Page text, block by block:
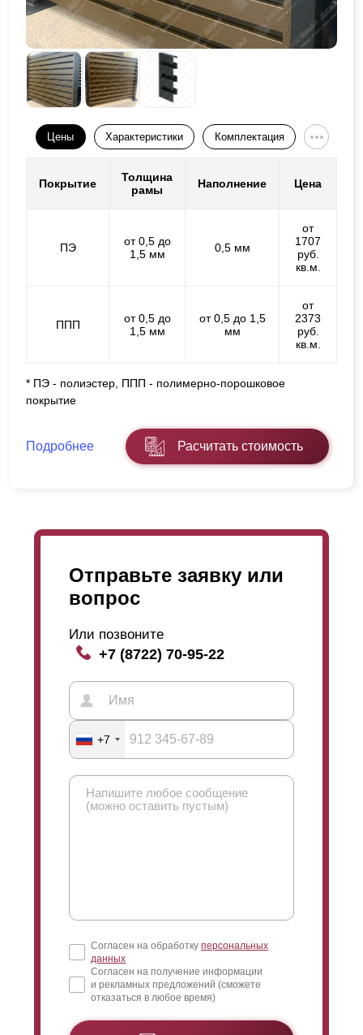
Цены Характеристики Комплектация
Покрытие
Толщина
рамы
Наполнение Цена
ПЭ
от 0,5 до
1,5 мм
0,5 мм
от
1707
руб.
кв.м.
ППП
от 0,5 до
1,5 мм
от 0,5 до 1,5
мм
от
2373
руб.
кв.м.
* ПЭ - полиэстер, ППП - полимерно-порошковое
покрытие
Подробнее Расчитать стоимость
Отправьте заявку или
вопрос
Или позвоните
+7 (8722) 70-95-22
+7
Согласен на обработку персональных
данных
Согласен на получение информации
и рекламных предложений (сможете
отказаться в любое время)